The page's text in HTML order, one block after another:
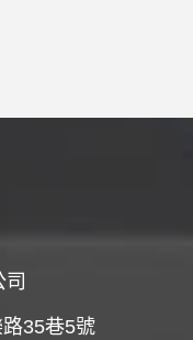
35巷5號